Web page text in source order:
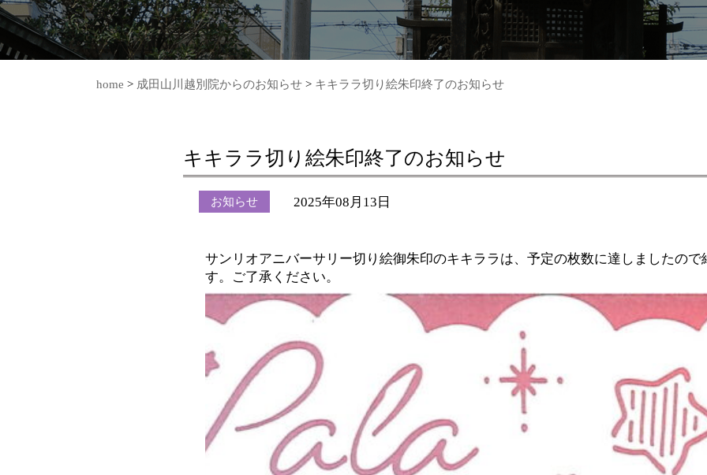
home > 成田山川越別院からのお知らせ > キキララ切り絵朱印終了のお知らせ
キキララ切り絵朱印終了のお知らせ
お知らせ 2025年08月13日
サンリオアニバーサリー切り絵御朱印のキキララは、予定の枚数に達しましたので
す。ご了承ください。